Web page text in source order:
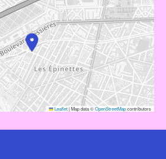
Leaflet|Map data ©OpenStreetMapcontributors